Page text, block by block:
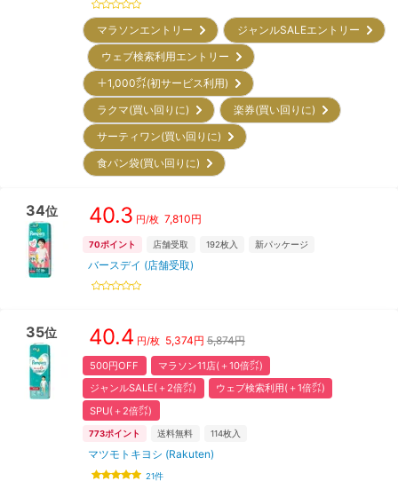
マラソンエントリー
ジャンルSALEエントリー
ウェブ検索利用エントリー
＋1,000㌽(初サービス利用)
ラクマ(買い回りに)
楽券(買い回りに)
サーティワン(買い回りに)
食パン袋(買い回りに)
34位 40.3 円/枚 7,810円
70ポイント 店舗受取 192枚入 新パッケージ
バースデイ (店舗受取)
35位 40.4 円/枚 5,374円 5,874円
500円OFF
マラソン11店(＋10倍㌽)
ジャンルSALE(＋2倍㌽)
ウェブ検索利用(＋1倍㌽)
SPU(＋2倍㌽)
773ポイント 送料無料 114枚入
マツモトキヨシ (Rakuten)
21件